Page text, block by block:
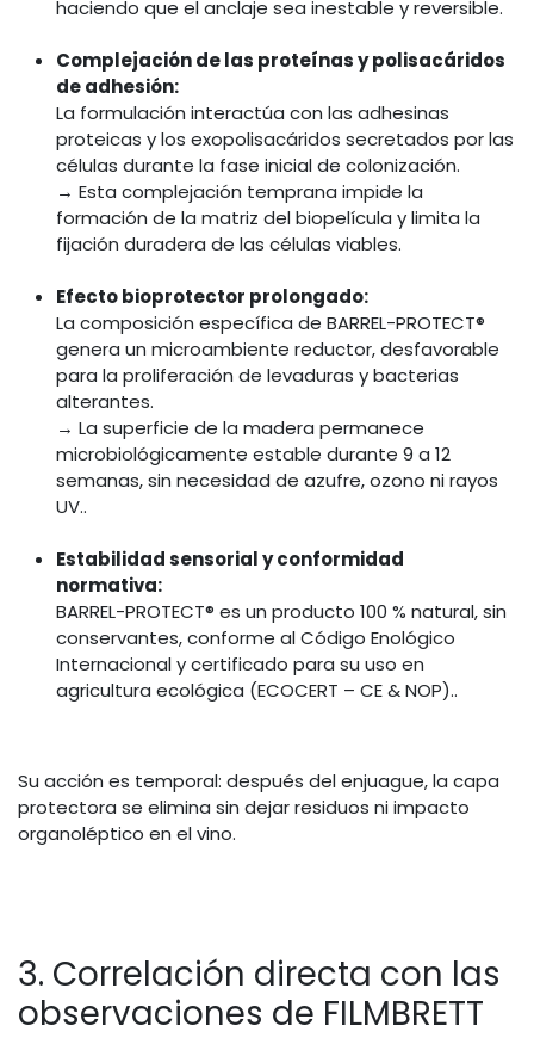
haciendo que el anclaje sea inestable y reversible.
Complejación de las proteínas y polisacáridos
de adhesión:
La formulación interactúa con las adhesinas
proteicas y los exopolisacáridos secretados por las
células durante la fase inicial de colonización.
→ Esta complejación temprana impide la
formación de la matriz del biopelícula y limita la
fijación duradera de las células viables.
Efecto bioprotector prolongado:
La composición específica de BARREL-PROTECT®
genera un microambiente reductor, desfavorable
para la proliferación de levaduras y bacterias
alterantes.
→ La superficie de la madera permanece
microbiológicamente estable durante 9 a 12
semanas, sin necesidad de azufre, ozono ni rayos
UV..
Estabilidad sensorial y conformidad
normativa:
BARREL-PROTECT® es un producto 100 % natural, sin
conservantes, conforme al Código Enológico
Internacional y certificado para su uso en
agricultura ecológica (ECOCERT – CE & NOP)..
Su acción es temporal: después del enjuague, la capa
protectora se elimina sin dejar residuos ni impacto
organoléptico en el vino.
3. Correlación directa con las
observaciones de FILMBRETT​